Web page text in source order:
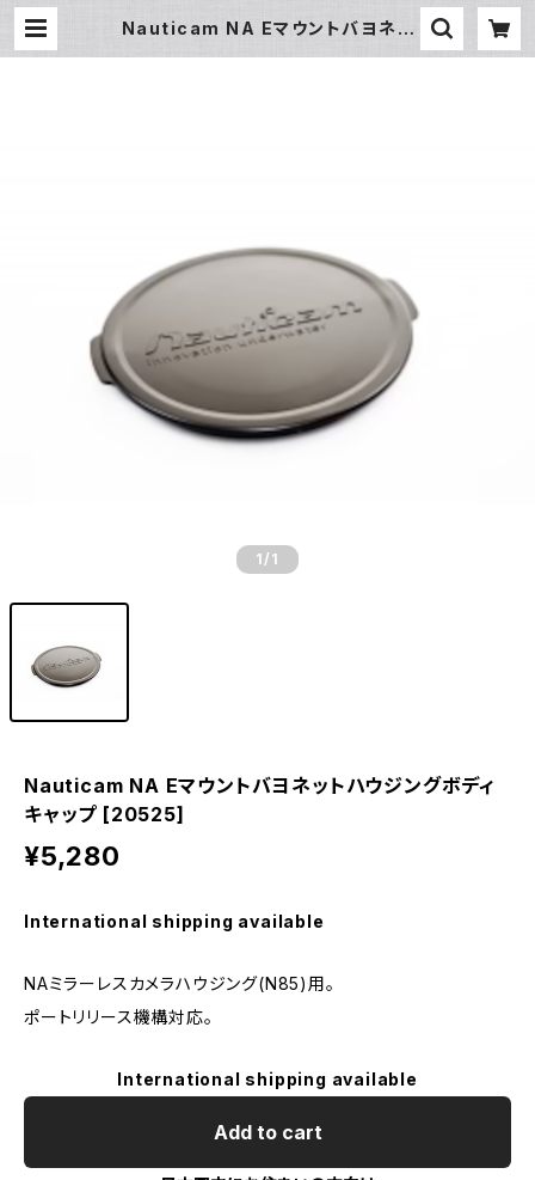
Nauticam NA Eマウントバヨネッ
1 /1
Nauticam NA Eマウントバヨネットハウジングボディ
キャップ [20525]
¥5,280
International shipping available
NAミラーレスカメラハウジング(N85)用。
ポートリリース機構対応。
International shipping available
Add to cart